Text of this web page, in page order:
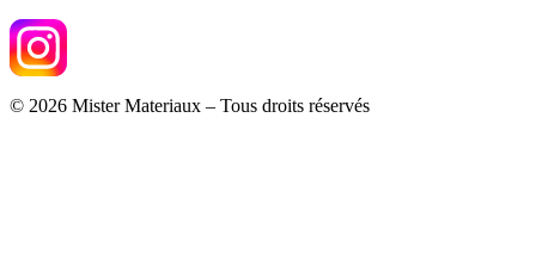
© 2026 Mister Materiaux – Tous droits réservés